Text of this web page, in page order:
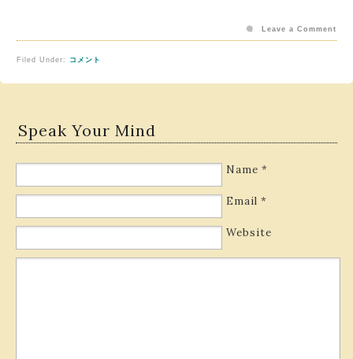
Filed Under: コメント
Leave a Comment
Speak Your Mind
Name *
Email *
Website